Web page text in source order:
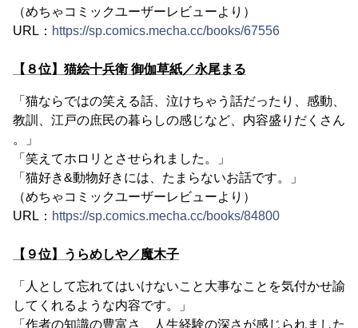
（めちゃコミックユーザーレビューより）
URL： https://sp.comics.mecha.cc/books/67556
【８位】猫絵十兵衛 御伽草紙／永尾まる
「猫ならではの笑える話、泣けちゃう話だったり、感動、
教訓、江戸の庶民の暮らしの感じなど、内容盛りだくさん
。」
「笑えてホロリとさせられました。」
「猫好き&動物好きには、たまらないお話です。」
（めちゃコミックユーザーレビューより）
URL： https://sp.comics.mecha.cc/books/84800
【９位】うらめしや／魔木子
「人として忘れてはいけないこと大事なことを気付かせ諭
してくれるような内容です。」
「作者の知識の豊富さ、人生経験の深さが感じられました